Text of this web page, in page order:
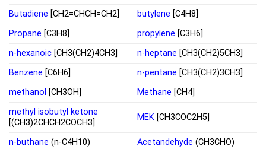
Butadiene [CH2=CHCH=CH2] butylene [C4H8]
Propane [C3H8] propylene [C3H6]
n-hexanoic [CH3(CH2)4CH3] n-heptane [CH3(CH2)5CH3]
Benzene [C6H6] n-pentane [CH3(CH2)3CH3]
methanol [CH3OH] Methane [CH4]
methyl isobutyl ketone
[(CH3)2CHCH2COCH3]
MEK [CH3COC2H5]
n-buthane (n-C4H10) Acetandehyde (CH3CHO)